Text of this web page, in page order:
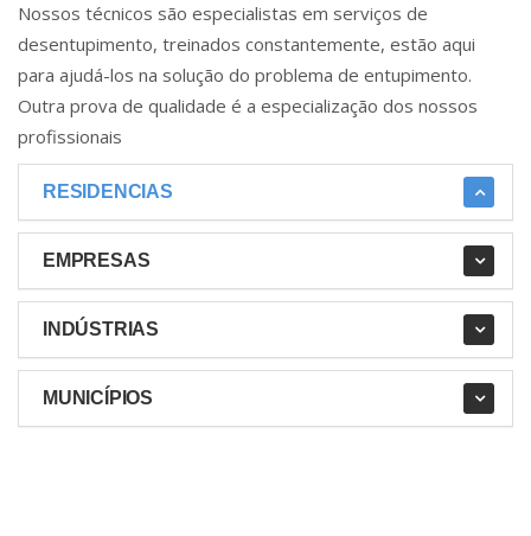
Nossos técnicos são especialistas em serviços de
desentupimento, treinados constantemente, estão aqui
para ajudá-los na solução do problema de entupimento.
Outra prova de qualidade é a especialização dos nossos
profissionais
RESIDENCIAS
EMPRESAS
INDÚSTRIAS
MUNICÍPIOS